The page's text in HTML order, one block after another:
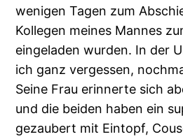
wenigen Tagen zum
Kollegen meines Mannes
eingeladen wurden. In der
ich ganz vergessen,
Seine Frau erinnerte sich
und die beiden haben ein
gezaubert mit Eintopf,